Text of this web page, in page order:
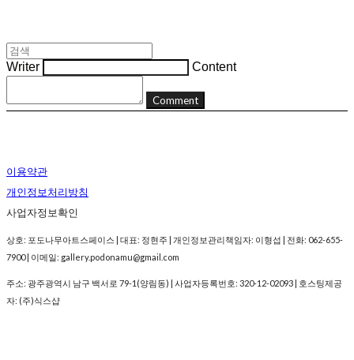
Writer Content
Comment
이용약관
개인정보처리방침
사업자정보확인
상호: 포도나무아트스페이스 | 대표: 정현주 | 개인정보관리책임자: 이형섭 | 전화: 062-655-
7900 | 이메일: gallery.podonamu@gmail.com
주소: 광주광역시 남구 백서로 79-1(양림동) | 사업자등록번호: 320-12-02093 | 호스팅제공
자: (주)식스샵